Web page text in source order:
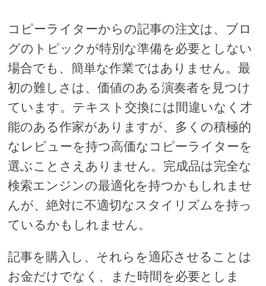
コピーライターからの記事の注文は、ブロ
グのトピックが特別な準備を必要としない
場合でも、簡単な作業ではありません。最
初の難しさは、価値のある演奏者を見つけ
ています。テキスト交換には間違いなく才
能のある作家がありますが、多くの積極的
なレビューを持つ高価なコピーライターを
選ぶことさえありません。完成品は完全な
検索エンジンの最適化を持つかもしれませ
んが、絶対に不適切なスタイリズムを持っ
ているかもしれません。
記事を購入し、それらを適応させることは
お金だけでなく、また時間を必要としま